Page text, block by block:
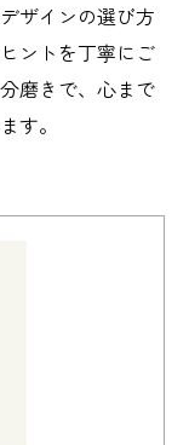
ザインの選び方
ントを丁寧にご
磨きで、心まで
す。